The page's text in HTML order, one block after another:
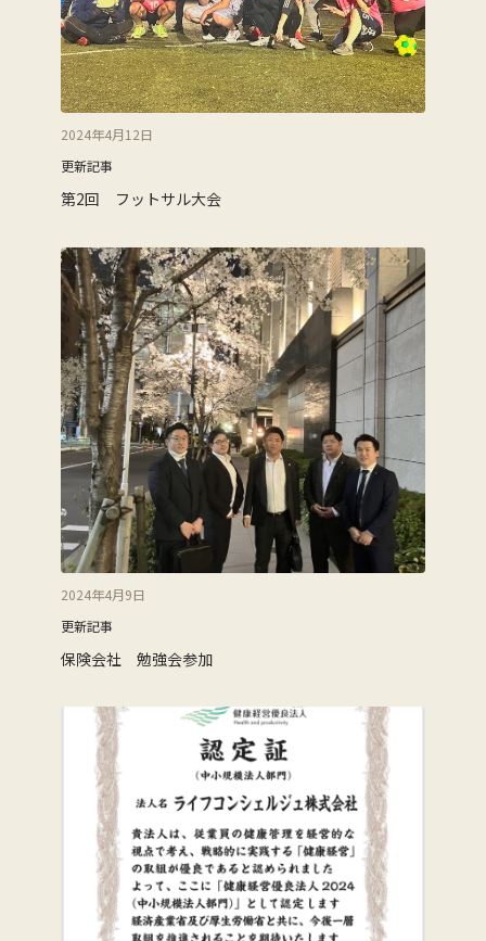
2024年4月12日
更新記事
第2回 フットサル大会
2024年4月9日
更新記事
保険会社 勉強会参加